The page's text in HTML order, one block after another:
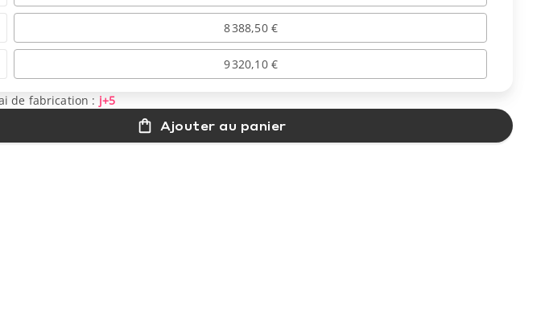
8 388,50 €
9 320,10 €
de fabrication : j+5
Ajouter au panier